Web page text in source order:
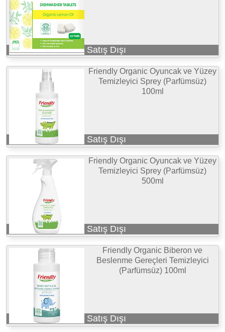
Satış Dışı
Friendly Organic Oyuncak ve Yüzey
Temizleyici Sprey (Parfümsüz)
100ml
Satış Dışı
Friendly Organic Oyuncak ve Yüzey
Temizleyici Sprey (Parfümsüz)
500ml
Satış Dışı
Friendly Organic Biberon ve
Beslenme Gereçleri Temizleyici
(Parfümsüz) 100ml
Satış Dışı